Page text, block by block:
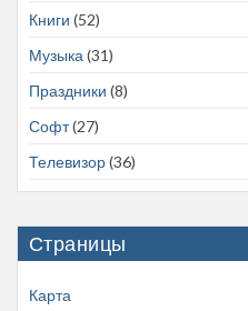
Книги (52)
Музыка(31)
Праздники (8)
Софт(27)
Телевизор(36)
Страницы
Карта